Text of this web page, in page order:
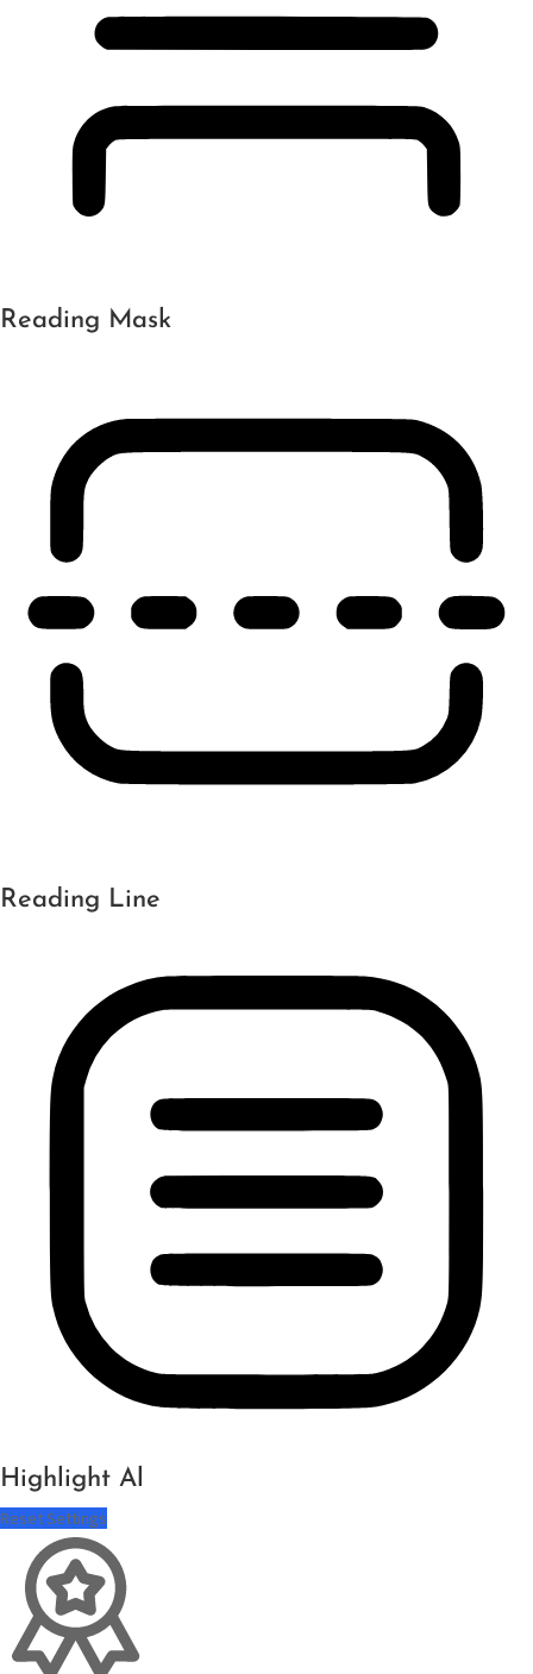
Reading Mask
Reading Line
Highlight Al
Reset Settings